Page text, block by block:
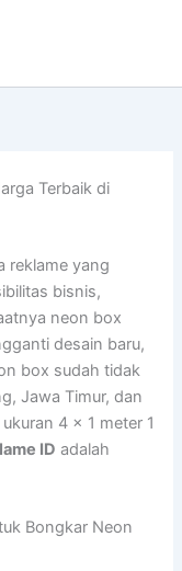
Terbaik di
reklame yang
bisnis,
neon box
desain baru,
box sudah tidak
Jawa Timur, dan
4 x 1 meter 1
ID adalah
Bongkar Neon